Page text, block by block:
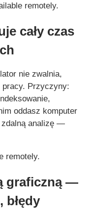
remotely.
cały czas
nie zwalnia,
pracy. Przyczyny:
oddasz komputer
zdalną analizę —
remotely.
graficzną —
błędy